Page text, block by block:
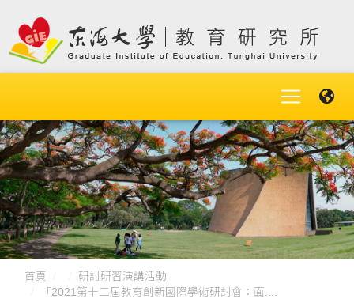
首頁
研討研習演講活動
「2021第十二屆教育創新國際學術研討會：面....